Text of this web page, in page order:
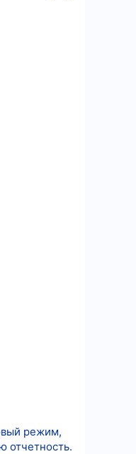
режим,
отчетность.